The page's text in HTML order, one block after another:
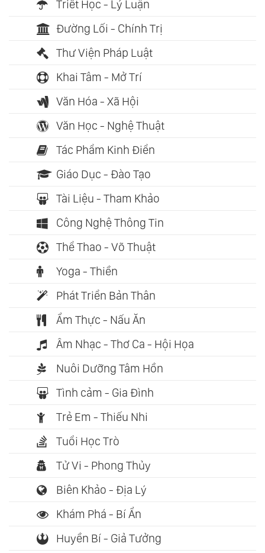
Triết Học - Lý Luận
Đường Lối - Chính Trị
Thư Viện Pháp Luật
Khai Tâm - Mở Trí
Văn Hóa - Xã Hội
Văn Học - Nghệ Thuật
Tác Phẩm Kinh Điển
Giáo Dục - Đào Tạo
Tài Liệu - Tham Khảo
Công Nghệ Thông Tin
Thể Thao - Võ Thuật
Yoga - Thiền
Phát Triển Bản Thân
Ẩm Thực - Nấu Ăn
Âm Nhạc - Thơ Ca - Hội Họa
Nuôi Dưỡng Tâm Hồn
Tình cảm - Gia Đình
Trẻ Em - Thiếu Nhi
Tuổi Học Trò
Tử Vi - Phong Thủy
Biên Khảo - Địa Lý
Khám Phá - Bí Ẩn
Huyền Bí - Giả Tưởng